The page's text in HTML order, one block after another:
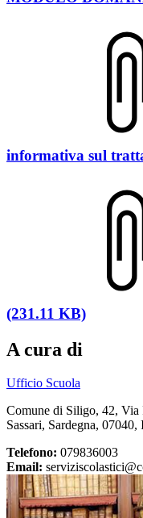
informativa sul
(231.11 KB)
A cura di
Ufficio Scuola
Comune di Siligo, 42, Via
Sassari, Sardegna, 07040,
Telefono: 079836003
Email: